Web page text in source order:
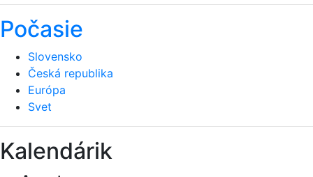
Počasie
Slovensko
Česká republika
Európa
Svet
Kalendárik